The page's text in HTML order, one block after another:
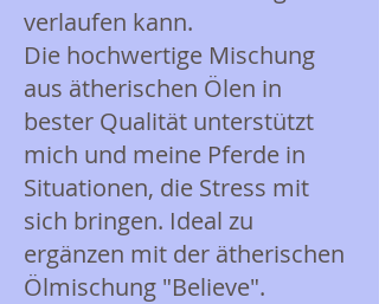
verlaufen kann.
Die hochwertige Mischung
aus ätherischen Ölen in
bester Qualität unterstützt
mich und meine Pferde in
Situationen, die Stress mit
sich bringen. Ideal zu
ergänzen mit der ätherischen
Ölmischung "Believe".